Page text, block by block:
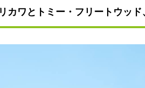
カワとトミー・フリートウッ